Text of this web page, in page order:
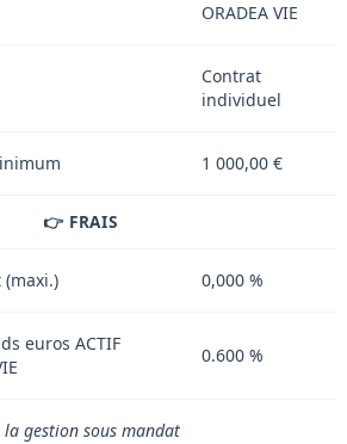
ORADEA VIE
Contrat
individuel
1 000,00 €
👉 FRAIS
0,000 %
euros ACTIF
0.600 %
gestion sous mandat